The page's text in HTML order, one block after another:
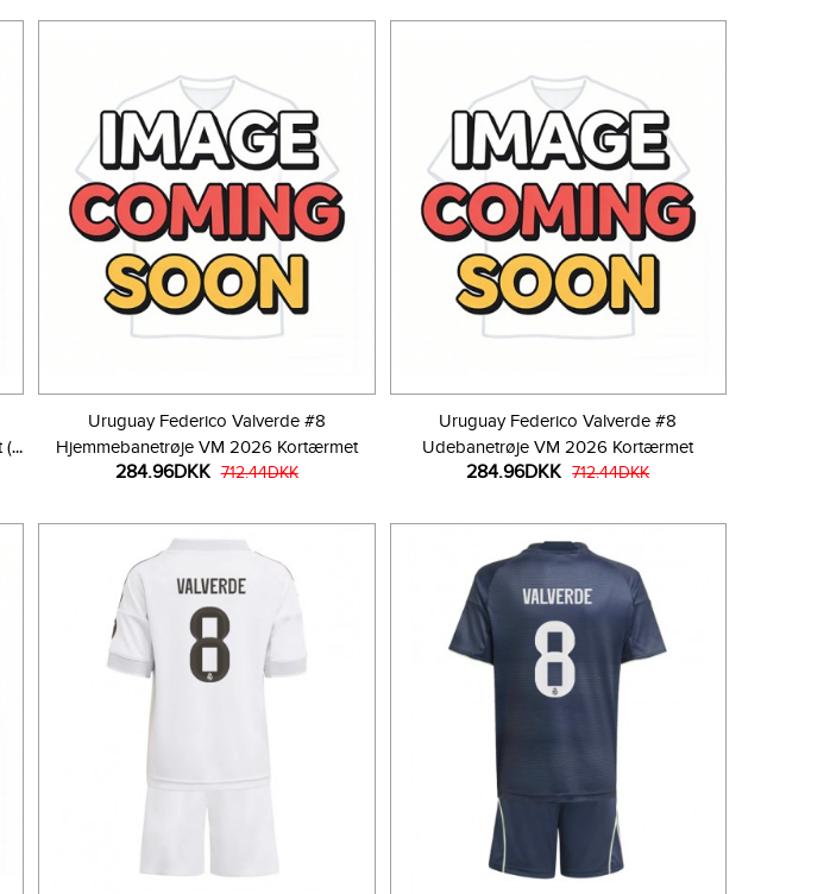
(+
Uruguay Federico Valverde #8
Hjemmebanetrøje VM 2026 Kortærmet
284.96DKK 712.44DKK
Uruguay Federico Valverde #8
Udebanetrøje VM 2026 Kortærmet
284.96DKK 712.44DKK